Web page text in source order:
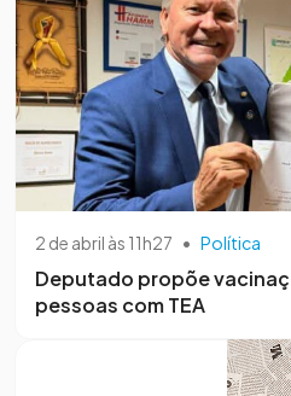
2 de abril às 11h27 • Política
Deputado propõe
pessoas com TEA